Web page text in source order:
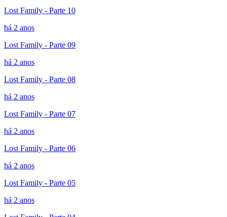
Lost Family - Parte 10
há 2 anos
Lost Family - Parte 09
há 2 anos
Lost Family - Parte 08
há 2 anos
Lost Family - Parte 07
há 2 anos
Lost Family - Parte 06
há 2 anos
Lost Family - Parte 05
há 2 anos